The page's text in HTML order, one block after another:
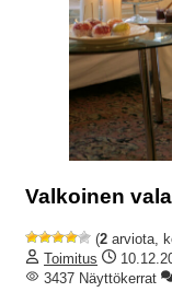
Valkoinen
(2 arviota,
Toimitus
3437 Näyttökerrat